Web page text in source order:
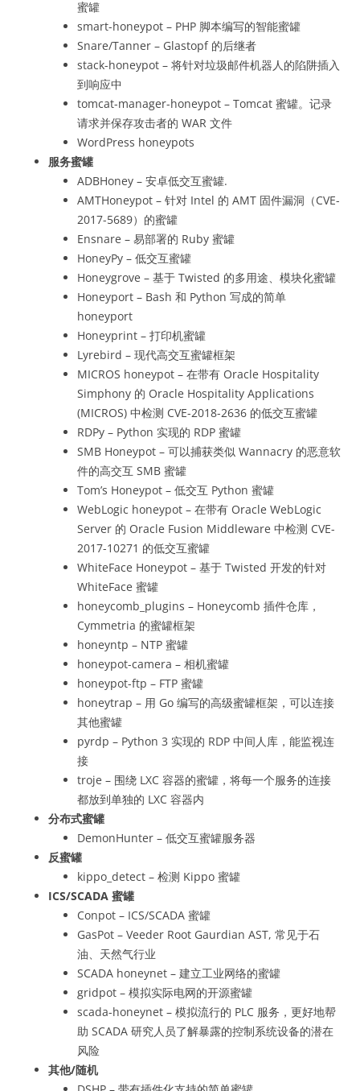
蜜罐
smart-honeypot – PHP 脚本编写的智能蜜罐
Snare/Tanner – Glastopf 的后继者
stack-honeypot – 将针对垃圾邮件机器人的陷阱插入
到响应中
tomcat-manager-honeypot – Tomcat 蜜罐。记录
请求并保存攻击者的 WAR 文件
WordPress honeypots
服务蜜罐
ADBHoney – 安卓低交互蜜罐.
AMTHoneypot – 针对 Intel 的 AMT 固件漏洞（CVE-
2017-5689）的蜜罐
Ensnare – 易部署的 Ruby 蜜罐
HoneyPy – 低交互蜜罐
Honeygrove – 基于 Twisted 的多用途、模块化蜜罐
Honeyport – Bash 和 Python 写成的简单
honeyport
Honeyprint – 打印机蜜罐
Lyrebird – 现代高交互蜜罐框架
MICROS honeypot – 在带有 Oracle Hospitality
Simphony 的 Oracle Hospitality Applications
(MICROS) 中检测 CVE-2018-2636 的低交互蜜罐
RDPy – Python 实现的 RDP 蜜罐
SMB Honeypot – 可以捕获类似 Wannacry 的恶意软
件的高交互 SMB 蜜罐
Tom’s Honeypot – 低交互 Python 蜜罐
WebLogic honeypot – 在带有 Oracle WebLogic
Server 的 Oracle Fusion Middleware 中检测 CVE-
2017-10271 的低交互蜜罐
WhiteFace Honeypot – 基于 Twisted 开发的针对
WhiteFace 蜜罐
honeycomb_plugins – Honeycomb 插件仓库，
Cymmetria 的蜜罐框架
honeyntp – NTP 蜜罐
honeypot-camera – 相机蜜罐
honeypot-ftp – FTP 蜜罐
honeytrap – 用 Go 编写的高级蜜罐框架，可以连接
其他蜜罐
pyrdp – Python 3 实现的 RDP 中间人库，能监视连
接
troje – 围绕 LXC 容器的蜜罐，将每一个服务的连接
都放到单独的 LXC 容器内
分布式蜜罐
DemonHunter – 低交互蜜罐服务器
反蜜罐
kippo_detect – 检测 Kippo 蜜罐
ICS/SCADA 蜜罐
Conpot – ICS/SCADA 蜜罐
GasPot – Veeder Root Gaurdian AST, 常见于石
油、天然气行业
SCADA honeynet – 建立工业网络的蜜罐
gridpot – 模拟实际电网的开源蜜罐
scada-honeynet – 模拟流行的 PLC 服务，更好地帮
助 SCADA 研究人员了解暴露的控制系统设备的潜在
风险
其他/随机